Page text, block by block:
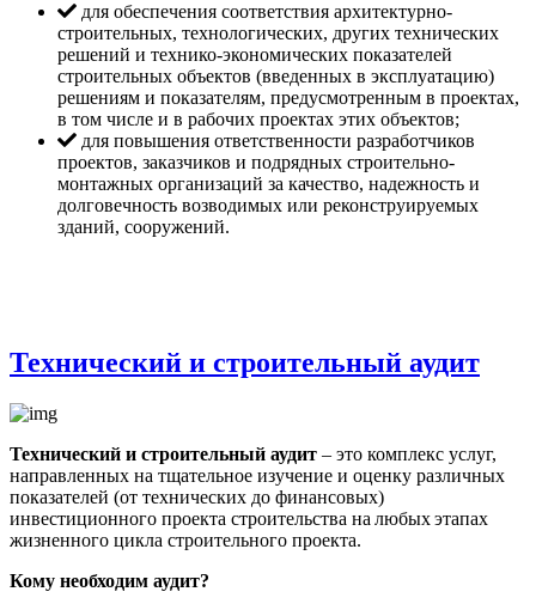
для обеспечения соответствия архитектурно-
строительных, технологических, других технических
решений и технико-экономических показателей
строительных объектов (введенных в эксплуатацию)
решениям и показателям, предусмотренным в проектах,
в том числе и в рабочих проектах этих объектов;
для повышения ответственности разработчиков
проектов, заказчиков и подрядных строительно-
монтажных организаций за качество, надежность и
долговечность возводимых или реконструируемых
зданий, сооружений.
Технический и строительный аудит
Технический и строительный аудит – это комплекс услуг,
направленных на тщательное изучение и оценку различных
показателей (от технических до финансовых)
инвестиционного проекта строительства на любых этапах
жизненного цикла строительного проекта.
Кому необходим аудит?